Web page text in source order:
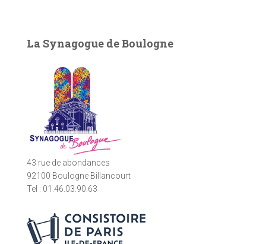
rLa Synagogue de Boulogne
43 rue de abondances
92100 Boulogne Billancourt
Tel : 01.46.03.90.63